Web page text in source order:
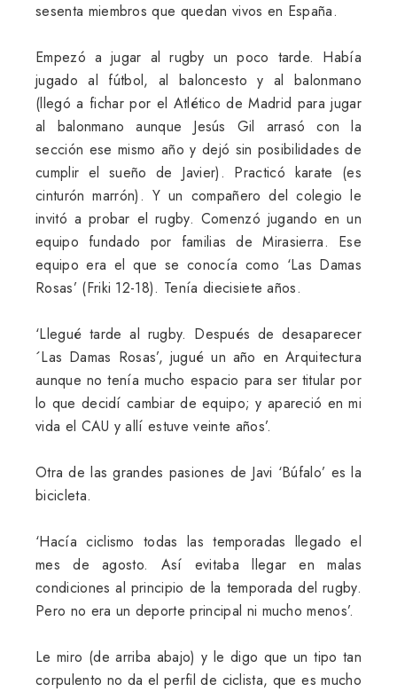
sesenta miembros que quedan vivos en España.
Empezó a jugar al rugby un poco tarde. Había
jugado al fútbol, al baloncesto y al balonmano
(llegó a fichar por el Atlético de Madrid para jugar
al balonmano aunque Jesús Gil arrasó con la
sección ese mismo año y dejó sin posibilidades de
cumplir el sueño de Javier). Practicó karate (es
cinturón marrón). Y un compañero del colegio le
invitó a probar el rugby. Comenzó jugando en un
equipo fundado por familias de Mirasierra. Ese
equipo era el que se conocía como ‘Las Damas
Rosas’ (Friki 12-18). Tenía diecisiete años.
‘Llegué tarde al rugby. Después de desaparecer
´Las Damas Rosas’, jugué un año en Arquitectura
aunque no tenía mucho espacio para ser titular por
lo que decidí cambiar de equipo; y apareció en mi
vida el CAU y allí estuve veinte años’.
Otra de las grandes pasiones de Javi ‘Búfalo’ es la
bicicleta.
‘Hacía ciclismo todas las temporadas llegado el
mes de agosto. Así evitaba llegar en malas
condiciones al principio de la temporada del rugby.
Pero no era un deporte principal ni mucho menos’.
Le miro (de arriba abajo) y le digo que un tipo tan
corpulento no da el perfil de ciclista, que es mucho